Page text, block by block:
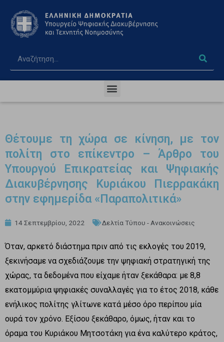
Θέτουμε τη χώρα σε κίνηση, με τον
πολίτη στο επίκεντρο – Άρθρο του
Υπουργού Επικρατείας και Ψηφιακής
Διακυβέρνησης Κυριάκου Πιερρακάκη
στην εφημερίδα «Παραπολιτικά»
14 Σεπτεμβρίου, 2022 Δελτία Τύπου - Ανακοινώσεις
Όταν, αρκετό διάστημα πριν από τις εκλογές του 2019,
ξεκινήσαμε να σχεδιάζουμε την ψηφιακή στρατηγική της
χώρας, τα δεδομένα που είχαμε ήταν ξεκάθαρα: με 8,8
εκατομμύρια ψηφιακές συναλλαγές για το έτος 2018, κάθε
ενήλικος πολίτης γλίτωνε κατά μέσο όρο περίπου μία
ουρά τον χρόνο. Εξίσου ξεκάθαρο, όμως, ήταν και το
όραμα του Κυριάκου Μητσοτάκη για ένα καλύτερο κράτος,